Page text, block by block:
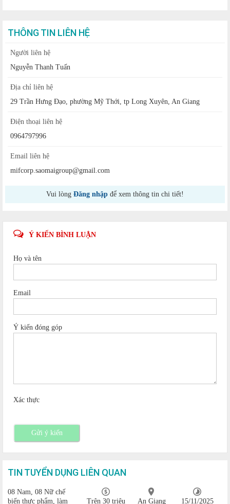
THÔNG TIN LIÊN HỆ
Người liên hệ
Nguyễn Thanh Tuấn
Địa chỉ liên hệ
29 Trần Hưng Đạo, phường Mỹ Thới, tp Long Xuyên, An Giang
Điện thoại liên hệ
0964797996
Email liên hệ
mifcorp.saomaigroup@gmail.com
Vui lòng Đăng nhập để xem thông tin chi tiết!
Ý KIẾN BÌNH LUẬN
Họ và tên
Email
Ý kiến đóng góp
Xác thực
Gửi ý kiến
TIN TUYỂN DỤNG LIÊN QUAN
08 Nam, 08 Nữ chế
biến thực phẩm, làm
Trên 30 triệu An Giang 15/11/2025